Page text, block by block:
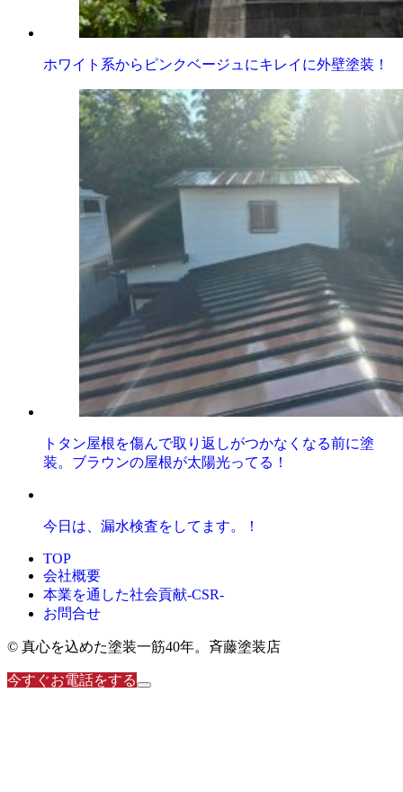
ホワイト系からピンクベージュにキレイに外壁塗装！
トタン屋根を傷んで取り返しがつかなくなる前に塗
装。ブラウンの屋根が太陽光ってる！
今日は、漏水検査をしてます。！
TOP
会社概要
本業を通した社会貢献-CSR-
お問合せ
© 真心を込めた塗装一筋40年。斉藤塗装店
今すぐお電話をする